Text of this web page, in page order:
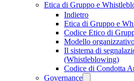
Etica di Gruppo e
Indietro
Etica di Gruppo e
Codice Etico di
Modello
Il sistema di
(Whistleblowing)
Codice di Condotta
Governance